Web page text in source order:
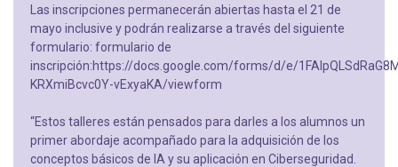
Las inscripciones permanecerán abiertas hasta el 21 de
mayo inclusive y podrán realizarse a través del siguiente
formulario: formulario de
inscripción:https://docs.google.com/forms/d/e/
KRXmiBcvc0Y-vExyaKA/viewform
“Estos talleres están pensados para darles a los alumnos un
primer abordaje acompañado para la adquisición de los
conceptos básicos de IA y su aplicación en Ciberseguridad.